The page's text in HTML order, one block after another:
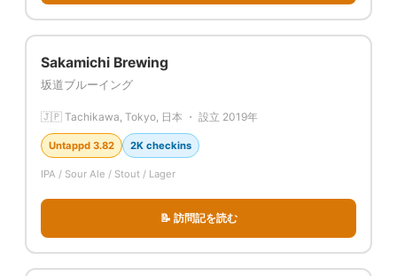
Sakamichi Brewing
坂道ブルーイング
🇯🇵 Tachikawa, Tokyo, 日本 ・ 設立 2019年
Untappd 3.82 2K checkins
IPA / Sour Ale / Stout / Lager
📝 訪問記を読む